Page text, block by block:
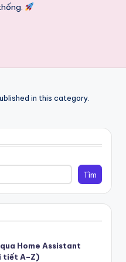
in this category.
Tìm
Home Assistant
tiết A–Z)